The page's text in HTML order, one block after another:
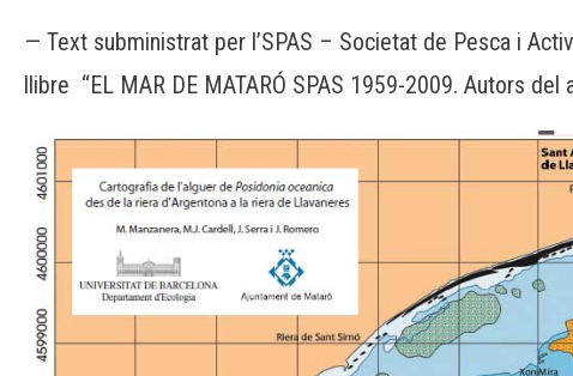
— Text subministrat per l’SPAS – Societat de Pesca i
llibre “EL MAR DE MATARÓ SPAS 1959-2009. Autors